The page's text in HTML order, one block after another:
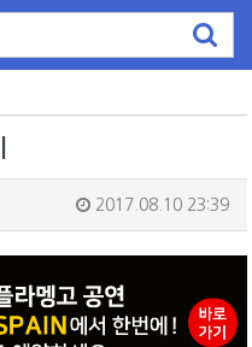
2017.08.10 23:39